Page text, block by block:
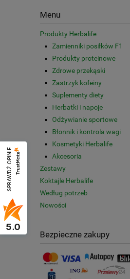
Menu
Produkty Herbalife
Zamienniki posiłków F1
Produkty proteinowe
Zdrowe przekąski
Zastrzyk kofeiny
Suplementy diety
Herbatki i napoje
Odżywianie sportowe
Błonnik i kontrola wagi
Kosmetyki Herbalife
Akcesoria
Zestawy
Koktajle Herbalife
Według potrzeb
Nowości
Bezpieczne zakupy
SPRAWDŹ OPINIE
5.0